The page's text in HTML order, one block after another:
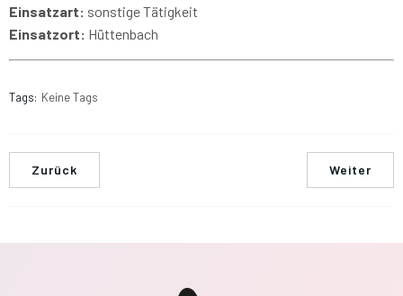
Einsatzart: sonstige Tätigkeit
Einsatzort: Hüttenbach
Tags: Keine Tags
Zurück Weiter